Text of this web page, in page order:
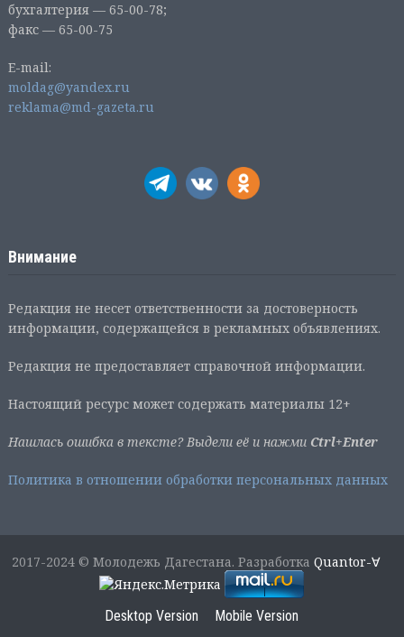
бухгалтерия — 65-00-78;
факс — 65-00-75
E-mail:
moldag@yandex.ru
reklama@md-gazeta.ru
Внимание
Редакция не несет ответственности за достоверность
информации, содержащейся в рекламных объявлениях.
Редакция не предоставляет справочной информации.
Настоящий ресурс может содержать материалы 12+
Нашлась ошибка в тексте? Выдели её и нажми Ctrl+Enter
Политика в отношении обработки персональных данных
2017-2024 © Молодежь Дагестана. РазработкаQuantor-∀
Desktop Version Mobile Version